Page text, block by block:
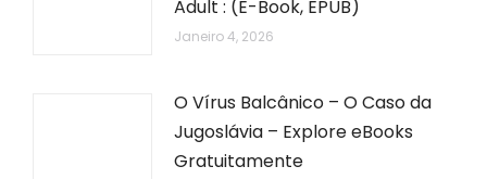
Adult : (E-Book, EPUB)
Janeiro 4, 2026
O Vírus Balcânico – O Caso da
Jugoslávia – Explore eBooks
Gratuitamente